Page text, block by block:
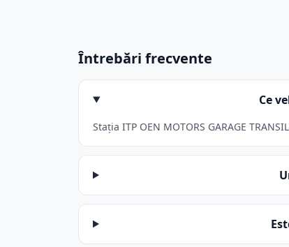
Întrebări frecvente
Ce
Stația ITP OEN MOTORS GARAGE